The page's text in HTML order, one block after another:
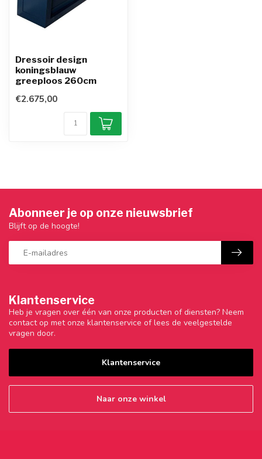
Dressoir design
koningsblauw
greeploos 260cm
€2.675,00
Klantenservice
Heb je vragen over één van onze producten of diensten? Neem
contact op met onze klantenservice of lees de veelgestelde
vragen door.
Klantenservice
Naar onze winkel
Abonneer je op onze nieuwsbrief
Blijft op de hoogte!